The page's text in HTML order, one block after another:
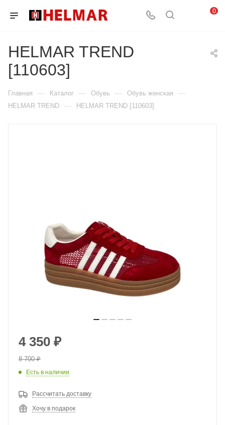
0
HELMAR TREND
[110603]
Главная — Каталог — Обувь — Обувь женская —
HELMAR TREND — HELMAR TREND [110603]
4 350 ₽
8 700₽
Есть в наличии
Рассчитать доставку
Хочу в подарок